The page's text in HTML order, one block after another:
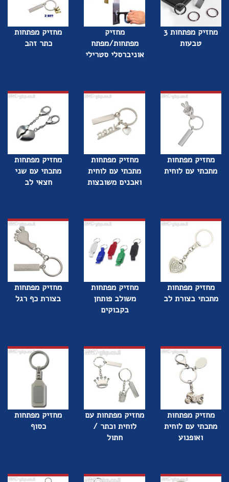
מחזיק מפתחות 3
טבעות
מחזיק
מפתחות/מפתח
אוניברסלי סטרילי
מחזיק מפתחות
כתר זהב
מחזיק מפתחות
מתכתי עם לוחית
מחזיק מפתחות
מתכתי עם לוחית
ואבנים משובצות
מחזיק מפתחות
מתכתי עם שני
חצאי לב
מחזיק מפתחות
מתכתי בצורת לב
מחזיק מפתחות
משולב פותחן
בקבוקים
מחזיק מפתחות
בצורת כף רגל
מחזיק מפתחות
מתכתי עם לוחית
ואופנוע
מחזיק מפתחות עם
לוחית וכתר /
חתול
מחזיק מפתחות
כסוף